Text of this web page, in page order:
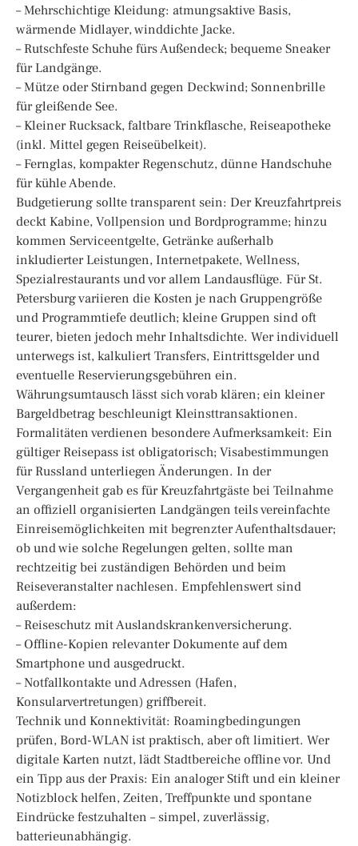
– Mehrschichtige Kleidung: atmungsaktive Basis,
wärmende Midlayer, winddichte Jacke.
– Rutschfeste Schuhe fürs Außendeck; bequeme Sneaker
für Landgänge.
– Mütze oder Stirnband gegen Deckwind; Sonnenbrille
für gleißende See.
– Kleiner Rucksack, faltbare Trinkflasche, Reiseapotheke
(inkl. Mittel gegen Reiseübelkeit).
– Fernglas, kompakter Regenschutz, dünne Handschuhe
für kühle Abende.
Budgetierung sollte transparent sein: Der Kreuzfahrtpreis
deckt Kabine, Vollpension und Bordprogramme; hinzu
kommen Serviceentgelte, Getränke außerhalb
inkludierter Leistungen, Internetpakete, Wellness,
Spezialrestaurants und vor allem Landausflüge. Für St.
Petersburg variieren die Kosten je nach Gruppengröße
und Programmtiefe deutlich; kleine Gruppen sind oft
teurer, bieten jedoch mehr Inhaltsdichte. Wer individuell
unterwegs ist, kalkuliert Transfers, Eintrittsgelder und
eventuelle Reservierungsgebühren ein.
Währungsumtausch lässt sich vorab klären; ein kleiner
Bargeldbetrag beschleunigt Kleinsttransaktionen.
Formalitäten verdienen besondere Aufmerksamkeit: Ein
gültiger Reisepass ist obligatorisch; Visabestimmungen
für Russland unterliegen Änderungen. In der
Vergangenheit gab es für Kreuzfahrtgäste bei Teilnahme
an offiziell organisierten Landgängen teils vereinfachte
Einreisemöglichkeiten mit begrenzter Aufenthaltsdauer;
ob und wie solche Regelungen gelten, sollte man
rechtzeitig bei zuständigen Behörden und beim
Reiseveranstalter nachlesen. Empfehlenswert sind
außerdem:
– Reiseschutz mit Auslandskrankenversicherung.
– Offline-Kopien relevanter Dokumente auf dem
Smartphone und ausgedruckt.
– Notfallkontakte und Adressen (Hafen,
Konsularvertretungen) griffbereit.
Technik und Konnektivität: Roamingbedingungen
prüfen, Bord-WLAN ist praktisch, aber oft limitiert. Wer
digitale Karten nutzt, lädt Stadtbereiche offline vor. Und
ein Tipp aus der Praxis: Ein analoger Stift und ein kleiner
Notizblock helfen, Zeiten, Treffpunkte und spontane
Eindrücke festzuhalten – simpel, zuverlässig,
batterieunabhängig.